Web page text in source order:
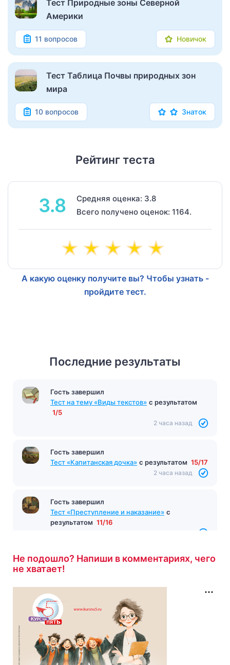
Тест Природные зоны Северной
Америки
11 вопросов Новичок
Тест Таблица Почвы природных зон
мира
10 вопросов Знаток
Рейтинг теста
3.8
Средняя оценка: 3.8
Всего получено оценок: 1164.
А какую оценку получите вы? Чтобы узнать -
пройдите тест.
Последние результаты
Гость завершил
Тест на тему «Виды текстов» с результатом
1/5
2 часа назад
Гость завершил
Тест «Капитанская дочка» с результатом 15/17
2 часа назад
Гость завершил
Тест «Преступление и наказание» с
результатом 11/16
Не подошло? Напиши в комментариях, чего
не хватает!